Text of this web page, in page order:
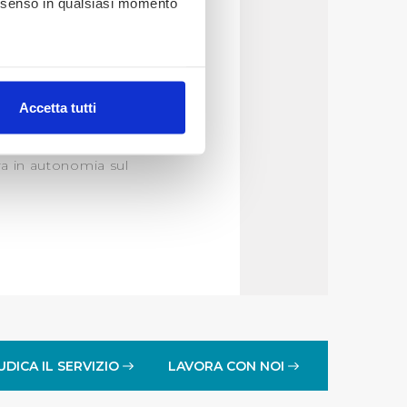
(impronte
dettagli. Puoi
Accetta tutti
in autonomia sul
IL SERVIZIO LAVORA CON NOI